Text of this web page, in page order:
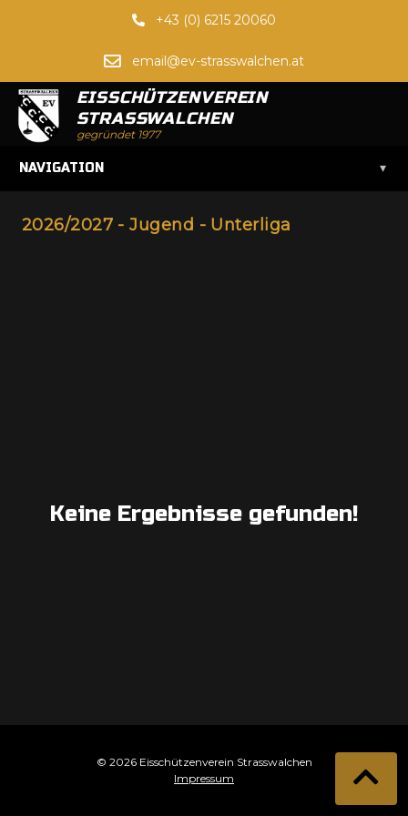
+43 (0) 6215 20060
email@ev-strasswalchen.at
EISSCHÜTZENVEREIN
STRASSWALCHEN
gegründet 1977
NAVIGATION ▾
2026/2027 - Jugend - Unterliga
Keine Ergebnisse gefunden!
© 2026 Eisschützenverein Strasswalchen
Impressum